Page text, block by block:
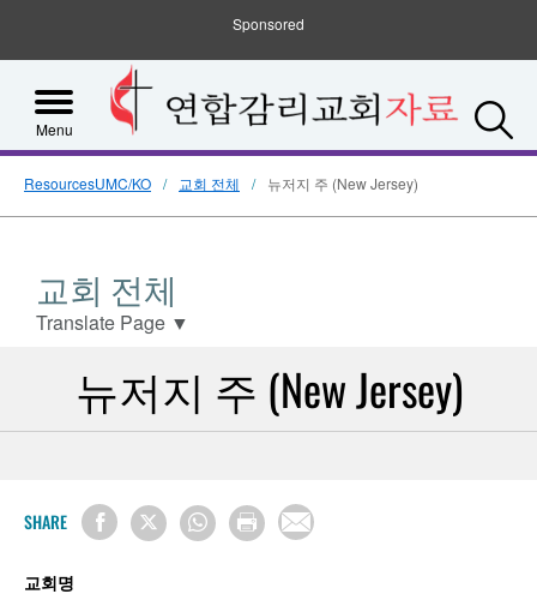
Sponsored
Menu
ResourcesUMC/KO 교회 전체 뉴저지 주 (New Jersey)
교회 전체
Translate Page ▼
뉴저지 주 (New Jersey)
SHARE
교회명